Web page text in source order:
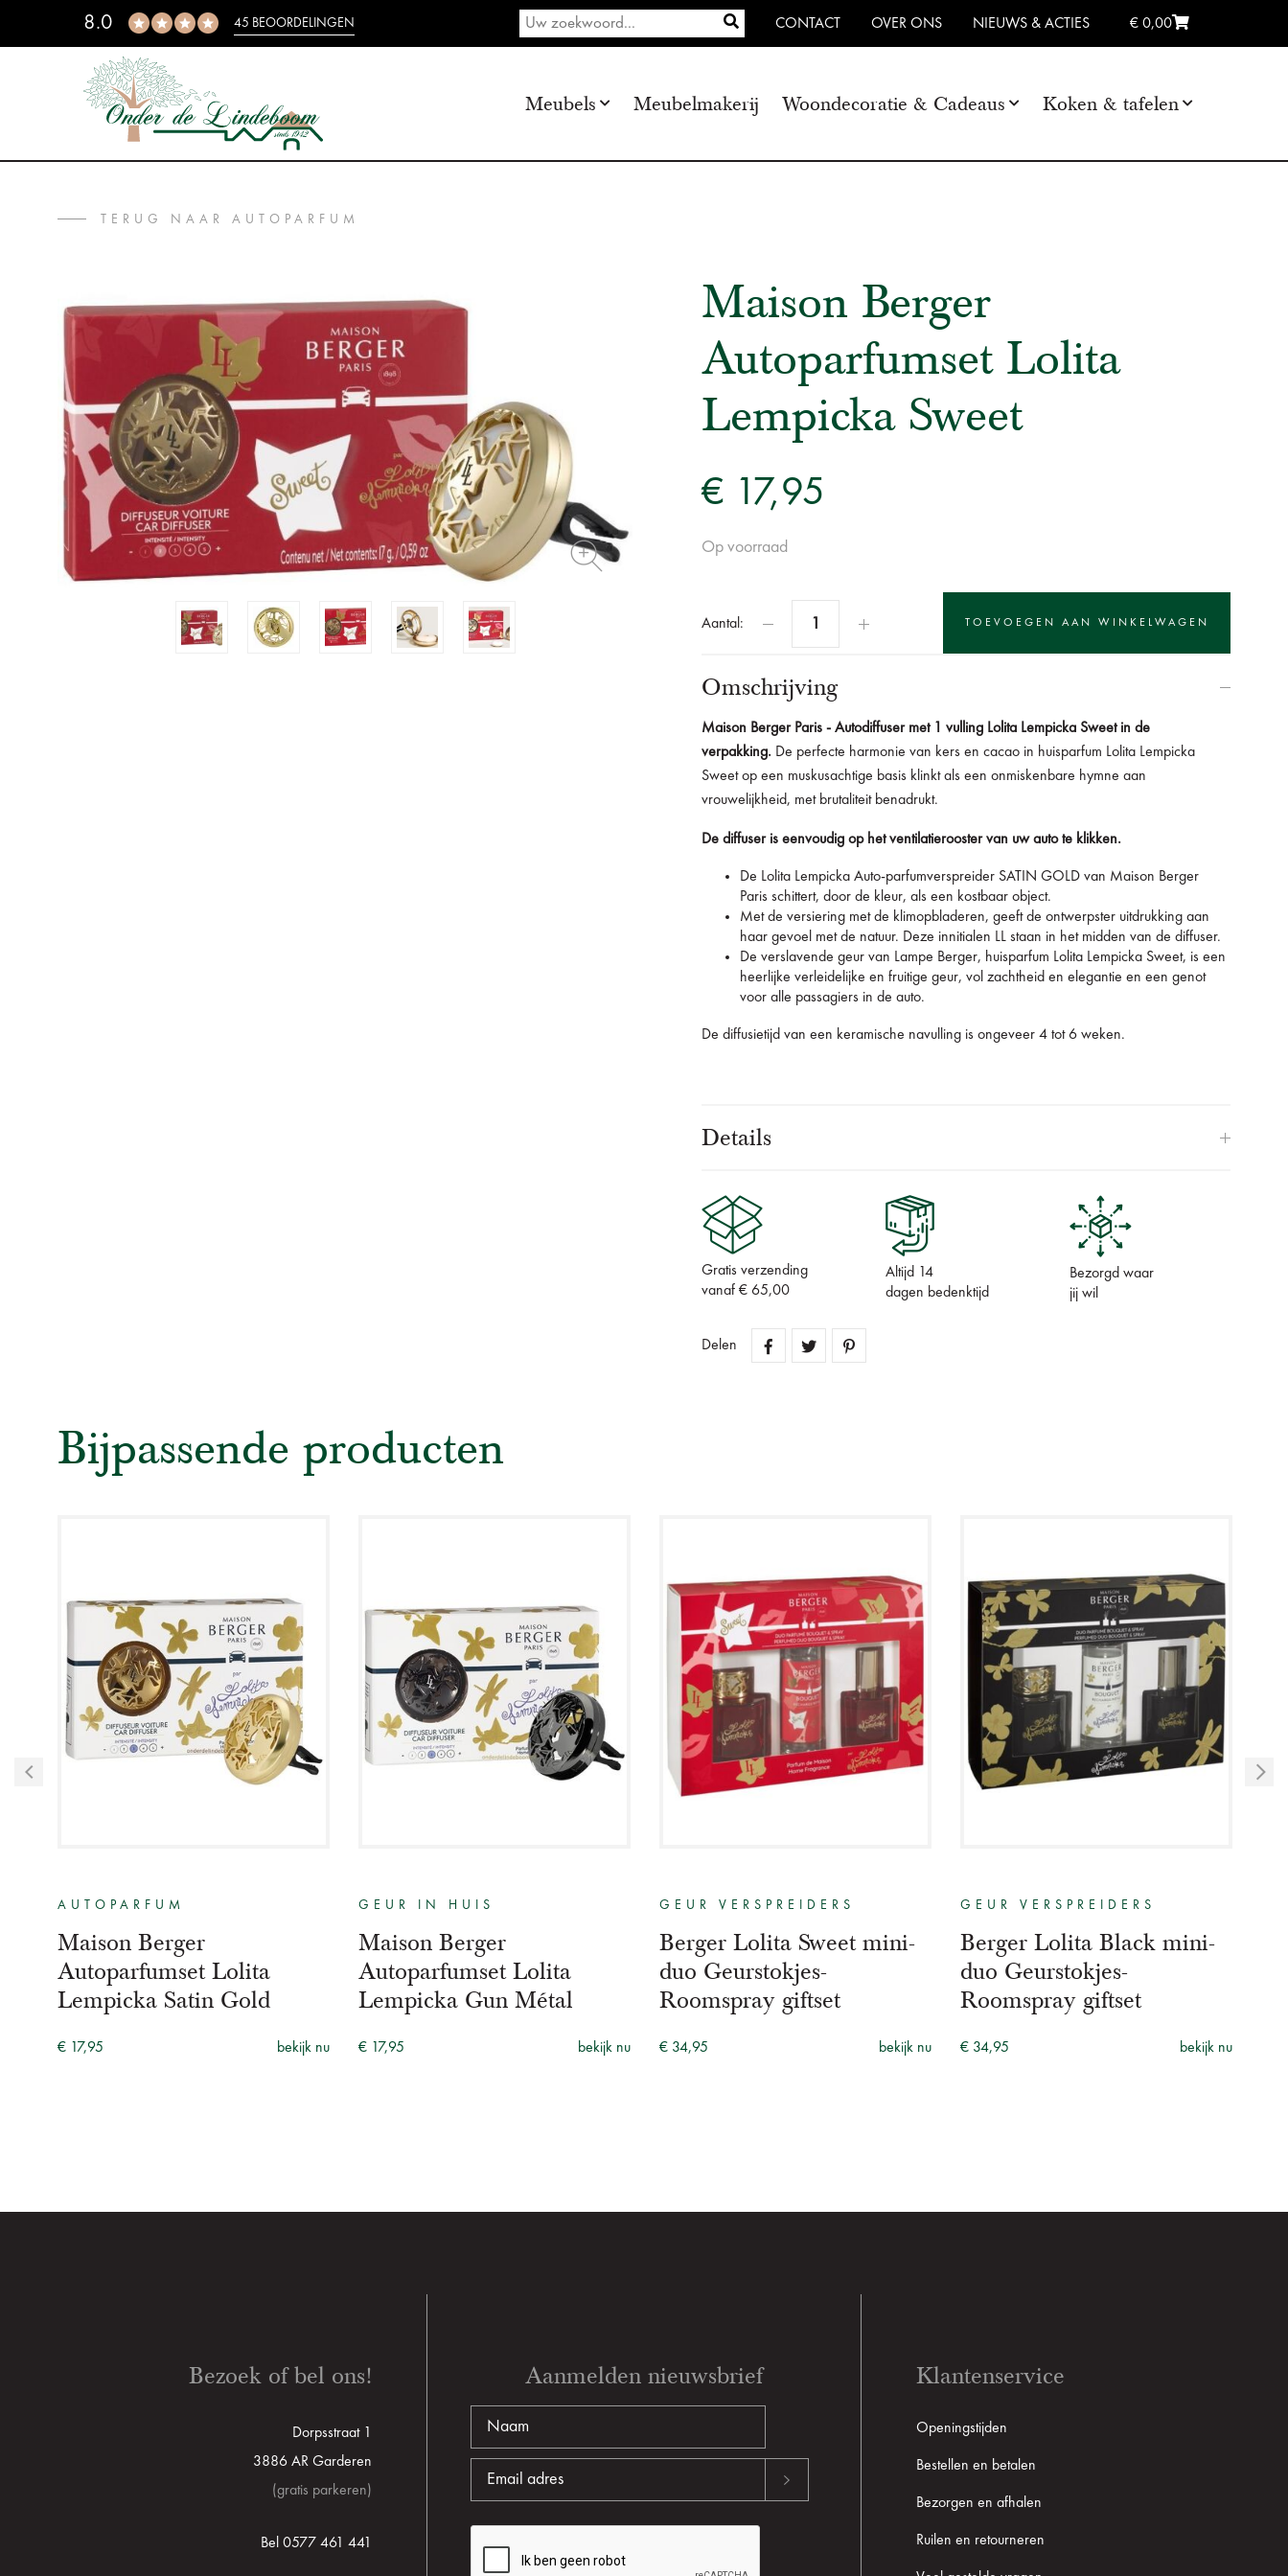
8.0 45 BEOORDELINGEN CONTACT OVER ONS NIEUWS & ACTIES € 0,00
Meubels Meubelmakerij Woondecoratie & Cadeaus Koken & tafelen
TERUG NAAR AUTOPARFUM
Maison Berger
Autoparfumset Lolita
Lempicka Sweet
€ 17,95
Op voorraad
Aantal:
Omschrijving
Maison Berger Paris - Autodiffuser met 1 vulling Lolita Lempicka Sweet in de
verpakking. De perfecte harmonie van kers en cacao in huisparfum Lolita Lempicka
Sweetop een muskusachtige basis klinkt als een onmiskenbare hymne aan
vrouwelijkheid, met brutaliteit benadrukt.
De diffuser is eenvoudig op het ventilatierooster van uw auto te klikken.
De Lolita Lempicka Auto-parfumverspreider SATIN GOLD van Maison Berger
Paris schittert, door de kleur, als een kostbaar object.
Met de versiering met de klimopbladeren, geeft de ontwerpster uitdrukking aan
haar gevoel met de natuur. Deze innitialen LL staan in het midden van de diffuser.
De verslavende geur van Lampe Berger, huisparfum Lolita Lempicka Sweet, is een
heerlijke verleidelijke en fruitige geur, vol zachtheid en elegantie en een genot
voor alle passagiers in de auto.
De diffusietijd van een keramische navulling is ongeveer 4 tot 6 weken.
Details
Gratis verzending
vanaf € 65,00
Altijd 14
dagen bedenktijd
Bezorgd waar
jij wil
Delen
Bijpassende producten
AUTOPARFUM
Maison Berger
Autoparfumset Lolita
Lempicka Satin Gold
€ 17,95 bekijk nu
GEUR IN HUIS
Maison Berger
Autoparfumset Lolita
Lempicka Gun Métal
€ 17,95 bekijk nu
GEUR VERSPREIDERS
Berger Lolita Sweet mini-
duo Geurstokjes-
Roomspray giftset
€ 34,95 bekijk nu
GEUR VERSPREIDERS
Berger Lolita Black mini-
duo Geurstokjes-
Roomspray giftset
€ 34,95 bekijk nu
Aanmelden nieuwsbrief
Bezoek of bel ons!
Dorpsstraat 1
3886 AR Garderen
(gratis parkeren)
Bel 0577 461 441
Klantenservice
Openingstijden
Bestellen en betalen
Bezorgen en afhalen
Ruilen en retourneren